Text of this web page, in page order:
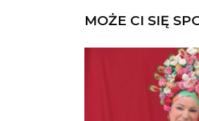
MOŻE CI SIĘ